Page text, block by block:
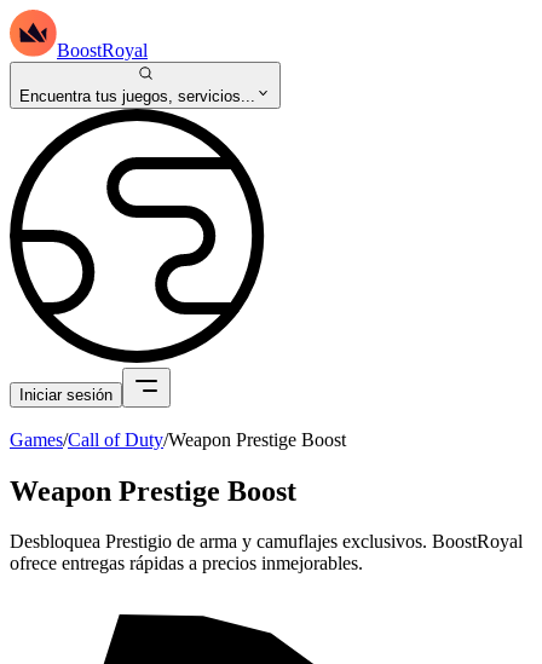
BoostRoyal
Encuentra tus juegos, servicios...
Iniciar sesión
Games/Call of Duty/Weapon Prestige Boost
Weapon Prestige Boost
Desbloquea Prestigio de arma y camuflajes exclusivos. BoostRoyal
ofrece entregas rápidas a precios inmejorables.